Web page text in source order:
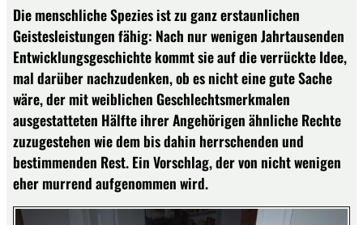
Die menschliche Spezies ist zu ganz erstaunlichen
Geistesleistungen fähig: Nach nur wenigen Jahrtausenden
Entwicklungsgeschichte kommt sie auf die verrückte Idee,
mal darüber nachzudenken, ob es nicht eine gute Sache
wäre, der mit weiblichen Geschlechtsmerkmalen
ausgestatteten Hälfte ihrer Angehörigen ähnliche Rechte
zuzugestehen wie dem bis dahin herrschenden und
bestimmenden Rest. Ein Vorschlag, der von nicht wenigen
eher murrend aufgenommen wird.